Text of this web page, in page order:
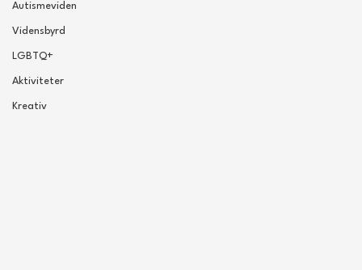
Autismeviden
Vidensbyrd
LGBTQ+
Aktiviteter
Kreativ